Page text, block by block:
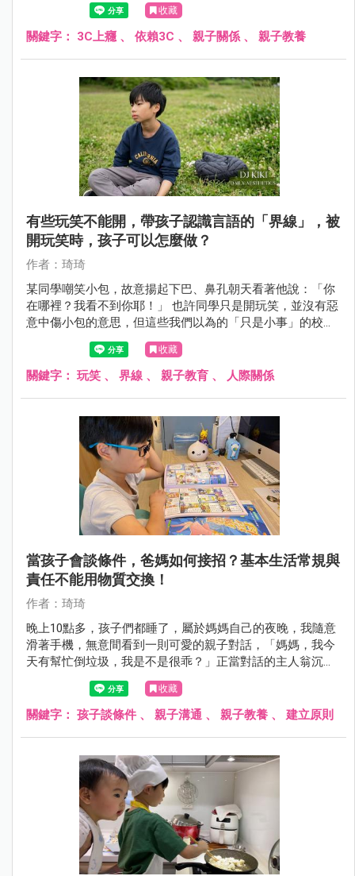
收藏
關鍵字： 3C上癮 、 依賴3C 、 親子關係 、 親子教養
有些玩笑不能開，帶孩子認識言語的「界線」，被
開玩笑時，孩子可以怎麼做？
作者：琦琦
某同學嘲笑小包，故意揚起下巴、鼻孔朝天看著他說：「你
在哪裡？我看不到你耶！」 也許同學只是開玩笑，並沒有惡
意中傷小包的意思，但這些我們以為的「只是小事」的校園
互動，其實在法律與正向教養的界線裡，都是紅線！
收藏
關鍵字： 玩笑 、 界線 、 親子教育 、 人際關係
當孩子會談條件，爸媽如何接招？基本生活常規與
責任不能用物質交換！
作者：琦琦
晚上10點多，孩子們都睡了，屬於媽媽自己的夜晚，我隨意
滑著手機，無意間看到一則可愛的親子對話，「媽媽，我今
天有幫忙倒垃圾，我是不是很乖？」正當對話的主人翁沉浸
在孩子很乖巧的情境裡，忽然下一句「那我可以買最新型的
樂高嗎？」蹦的一聲，一秒瞬間打回現實。看到這我也莞爾
一笑，當孩子會談條件時，就表示爸媽又遇到下一個教養關
收藏
關鍵字： 孩子談條件 、 親子溝通 、 親子教養 、 建立原則